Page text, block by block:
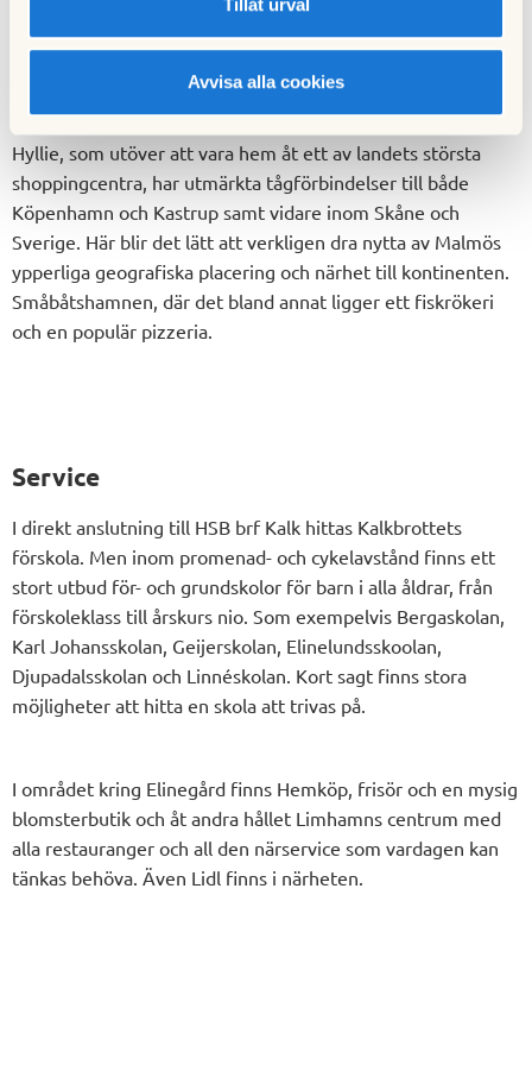
Avvisa alla cookies
cykelväg. Och när du plötsligt suktar efter storstadspuls
Men HSB brf Kritas närområde sträcker sig faktiskt utanför
Sveriges gränser. För bara tio minuters bussfärd bort ligger
Hyllie, som utöver att vara hem åt ett av landets största
shoppingcentra, har utmärkta tågförbindelser till både
Köpenhamn och Kastrup samt vidare inom Skåne och
Sverige. Här blir det lätt att verkligen dra nytta av Malmös
ypperliga geografiska placering och närhet till kontinenten.
Småbåtshamnen, där det bland annat ligger ett fiskrökeri
och en populär pizzeria.
Service
I direkt anslutning till HSB brf Kalk hittas Kalkbrottets
förskola. Men inom promenad- och cykelavstånd finns ett
stort utbud för- och grundskolor för barn i alla åldrar, från
förskoleklass till årskurs nio. Som exempelvis Bergaskolan,
Karl Johansskolan, Geijerskolan, Elinelundsskoolan,
Djupadalsskolan och Linnéskolan. Kort sagt finns stora
möjligheter att hitta en skola att trivas på.
I området kring Elinegård finns Hemköp, frisör och en mysig
blomsterbutik och åt andra hållet Limhamns centrum med
alla restauranger och all den närservice som vardagen kan
tänkas behöva. Även Lidl finns i närheten.